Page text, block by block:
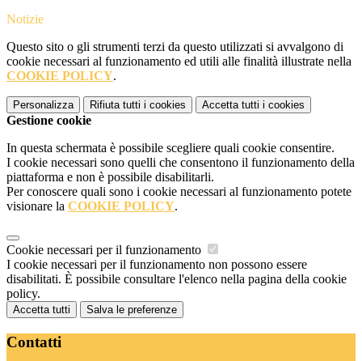
Notizie
Questo sito o gli strumenti terzi da questo utilizzati si avvalgono di
cookie necessari al funzionamento ed utili alle finalità illustrate nella
COOKIE POLICY.
Personalizza Rifiuta tutti i cookies Accetta tutti i cookies
Gestione cookie
In questa schermata è possibile scegliere quali cookie consentire.
I cookie necessari sono quelli che consentono il funzionamento della
piattaforma e non è possibile disabilitarli.
Per conoscere quali sono i cookie necessari al funzionamento potete
visionare la COOKIE POLICY.
Cookie necessari per il funzionamento
I cookie necessari per il funzionamento non possono essere
disabilitati. È possibile consultare l'elenco nella pagina della cookie
policy.
Accetta tutti Salva le preferenze
Contatti